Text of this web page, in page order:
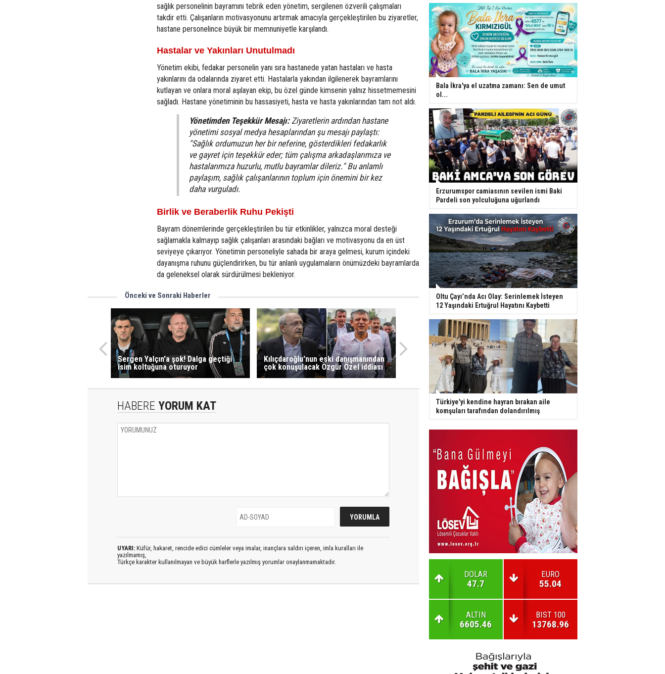
sağlık personelinin bayramını tebrik eden yönetim, sergilenen özverili çalışmaları
takdir etti. Çalışanların motivasyonunu artırmak amacıyla gerçekleştirilen bu ziyaretler,
hastane personelince büyük bir memnuniyetle karşılandı.
Hastalar ve Yakınları Unutulmadı
Yönetim ekibi, fedakar personelin yanı sıra hastanede yatan hastaları ve hasta
yakınlarını da odalarında ziyaret etti. Hastalarla yakından ilgilenerek bayramlarını
kutlayan ve onlara moral aşılayan ekip, bu özel günde kimsenin yalnız hissetmemesini
sağladı. Hastane yönetiminin bu hassasiyeti, hasta ve hasta yakınlarından tam not aldı.
Yönetimden Teşekkür Mesajı:Ziyaretlerin ardından hastane
yönetimi sosyal medya hesaplarından şu mesajı paylaştı:
"Sağlık ordumuzun her bir neferine, gösterdikleri fedakarlık
ve gayret için teşekkür eder; tüm çalışma arkadaşlarımıza ve
hastalarımıza huzurlu, mutlu bayramlar dileriz."Bu anlamlı
paylaşım, sağlık çalışanlarının toplum için önemini bir kez
daha vurguladı.
Birlik ve Beraberlik Ruhu Pekişti
Bayram dönemlerinde gerçekleştirilen bu tür etkinlikler, yalnızca moral desteği
sağlamakla kalmayıp sağlık çalışanları arasındaki bağları ve motivasyonu da en üst
seviyeye çıkarıyor. Yönetimin personeliyle sahada bir araya gelmesi, kurum içindeki
dayanışma ruhunu güçlendirirken, bu tür anlanlı uygulamaların önümüzdeki bayramlarda
da geleneksel olarak sürdürülmesi bekleniyor.
Önceki ve Sonraki Haberler
Sergen Yalçın'a şok! Dalga geçtiği
isim koltuğuna oturuyor
Kılıçdaroğlu'nun eski danışmanından
çok konuşulacak Özgür Özel iddiası
HABERE YORUM KAT
UYARI: Küfür, hakaret, rencide edici cümleler veya imalar, inançlara saldırı içeren, imla kuralları ile
yazılmamış,
Türkçe karakter kullanılmayan ve büyük harflerle yazılmış yorumlar onaylanmamaktadır.
Bala İkra'ya el uzatma zamanı: Sen de umut
ol...
Erzurumspor camiasının sevilen ismi Baki
Pardeli son yolculuğuna uğurlandı
Oltu Çayı’nda Acı Olay: Serinlemek İsteyen
12 Yaşındaki Ertuğrul Hayatını Kaybetti
Türkiye'yi kendine hayran bırakan aile
komşuları tarafından dolandırılmış
DOLAR
47.7
EURO
55.04
ALTIN
6605.46
BIST 100
13768.96